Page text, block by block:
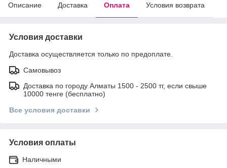
Описание Доставка Оплата Условия возврата
Условия доставки
Доставка осуществляется только по предоплате.
Самовывоз
Доставка по городу Алматы 1500 - 2500 тг, если свыше
10000 тенге (бесплатно)
Все условия доставки
Условия оплаты
Наличными